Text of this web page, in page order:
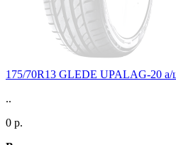
175/70R13 GLEDE UPALAG-20 а/
..
0 р.